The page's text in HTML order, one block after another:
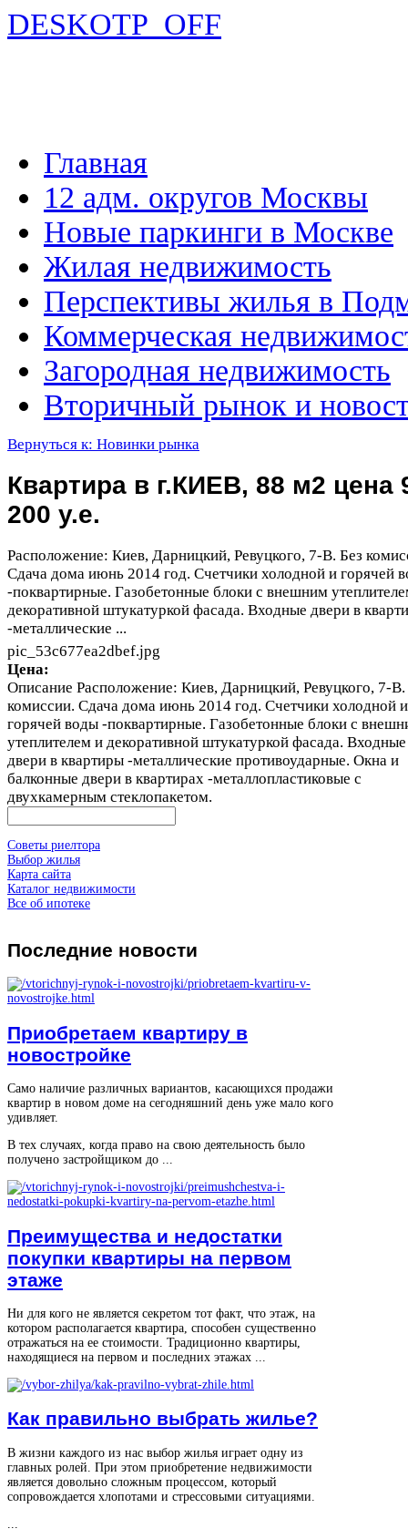
DESKOTP_OFF
Главная
12 адм. округов Москвы
Новые паркинги в Москве
Жилая недвижимость
Перспективы жилья в
Коммерческая
Загородная недвижимость
Вторичный рынок и
Вернуться к: Новинки рынка
Квартира в г.КИЕВ, 88 м2 цена
200 у.е.
Расположение: Киев, Дарницкий, Ревуцкого, 7-В. Без
Сдача дома июнь 2014 год. Счетчики холодной и горячей
-поквартирные. Газобетонные блоки с внешним
декоративной штукатуркой фасада. Входные двери в
-металлические ...
pic_53c677ea2dbef.jpg
Цена:
Описание Расположение: Киев, Дарницкий, Ревуцкого, 7-В.
комиссии. Сдача дома июнь 2014 год. Счетчики холодной и
горячей воды -поквартирные. Газобетонные блоки с
утеплителем и декоративной штукатуркой фасада. Входные
двери в квартиры -металлические противоударные. Окна и
балконные двери в квартирах -металлопластиковые с
двухкамерным стеклопакетом.
Советы риелтора
Выбор жилья
Карта сайта
Каталог недвижимости
Все об ипотеке
Последние новости
Приобретаем квартиру в
новостройке
Само наличие различных вариантов, касающихся продажи
квартир в новом доме на сегодняшний день уже мало кого
удивляет.
В тех случаях, когда право на свою деятельность было
получено застройщиком до ...
Преимущества и недостатки
покупки квартиры на первом
этаже
Ни для кого не является секретом тот факт, что этаж, на
котором располагается квартира, способен существенно
отражаться на ее стоимости. Традиционно квартиры,
находящиеся на первом и последних этажах ...
Как правильно выбрать жилье?
В жизни каждого из нас выбор жилья играет одну из
главных ролей. При этом приобретение недвижимости
является довольно сложным процессом, который
сопровождается хлопотами и стрессовыми ситуациями.